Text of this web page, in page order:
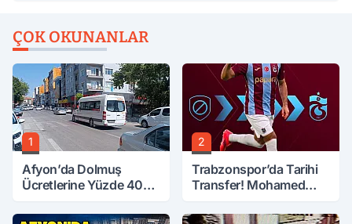
ÇOK OKUNANLAR
1
Afyon’da Dolmuş
Ücretlerine Yüzde 40
2
Trabzonspor’da Tarihi
Transfer! Mohamed